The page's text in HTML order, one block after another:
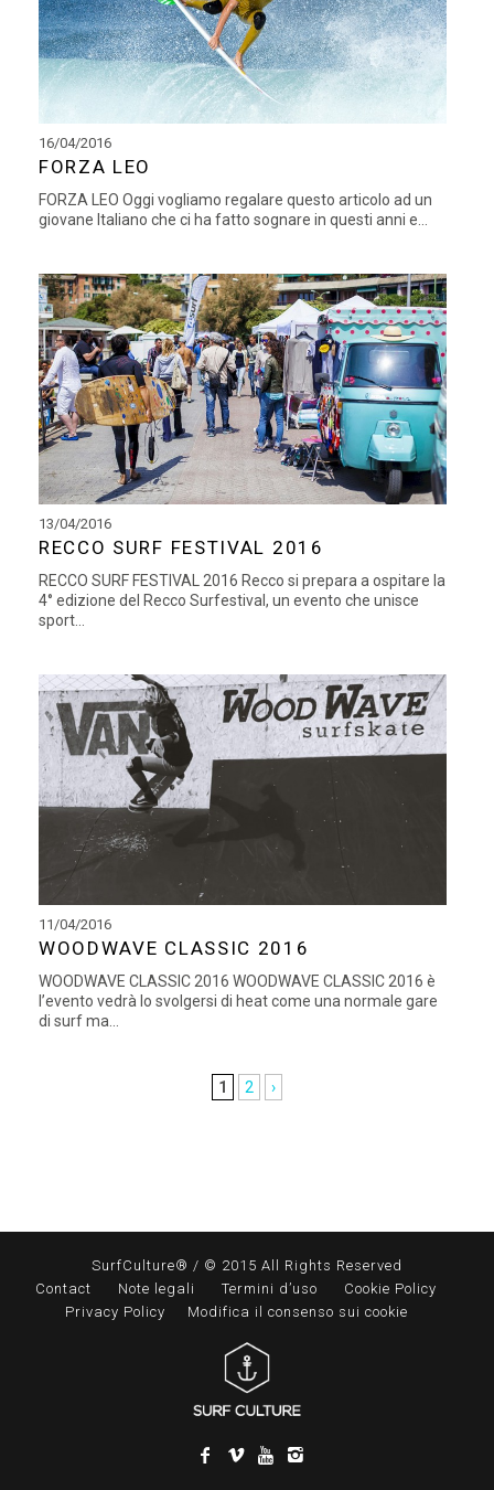
16/04/2016
FORZA LEO
FORZA LEO Oggi vogliamo regalare questo articolo ad un
giovane Italiano che ci ha fatto sognare in questi anni e...
13/04/2016
RECCO SURF FESTIVAL 2016
RECCO SURF FESTIVAL 2016 Recco si prepara a ospitare la
4° edizione del Recco Surfestival, un evento che unisce
sport...
11/04/2016
WOODWAVE CLASSIC 2016
WOODWAVE CLASSIC 2016 WOODWAVE CLASSIC 2016 è
l’evento vedrà lo svolgersi di heat come una normale gare
di surf ma...
1 2 ›
SurfCulture® / © 2015 All Rights Reserved
Contact
Note legali Termini d’uso
Cookie Policy
Privacy Policy
Modifica il consenso sui cookie